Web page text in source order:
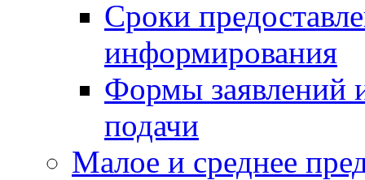
Сроки
информирования
Формы заявлений
подачи
Малое и среднее